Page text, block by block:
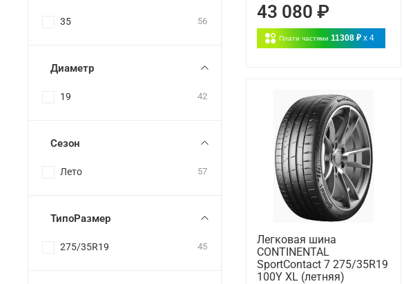
43 080 ₽
Плати частями 11308 ₽ x 4
Легковая шина
CONTINENTAL
SportContact 7 275/35R19
100Y XL (летняя)
35 56
Диаметр
19 42
Сезон
Лето 57
ТипоРазмер
275/35R19 45